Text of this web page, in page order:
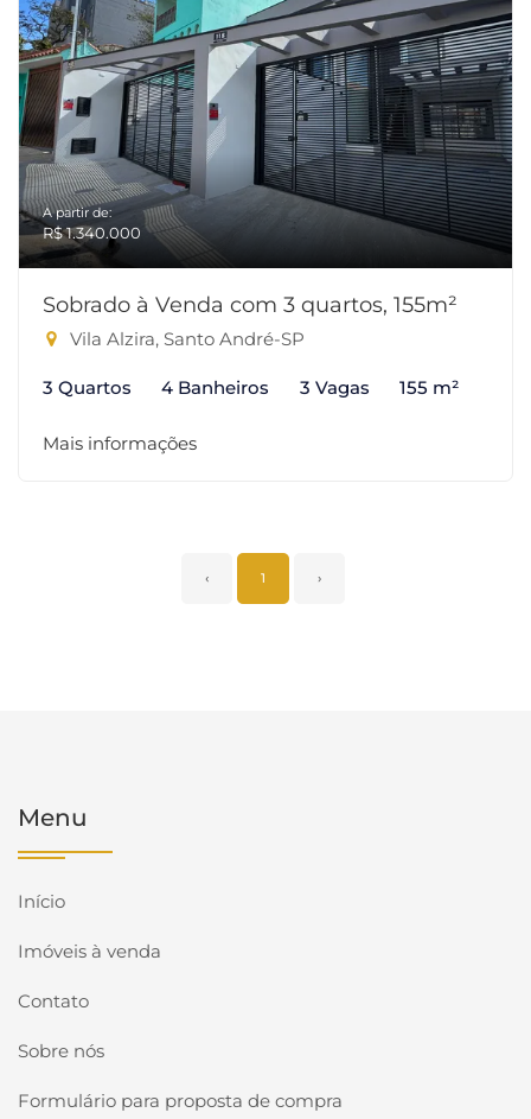
A partir de:
R$ 1.340.000
Sobrado à Venda com 3 quartos, 155m²
Vila Alzira, Santo André-SP
3 Quartos 4 Banheiros 3 Vagas 155 m²
Mais informações
‹ 1 ›
Menu
Início
Imóveis à venda
Contato
Sobre nós
Formulário para proposta de compra